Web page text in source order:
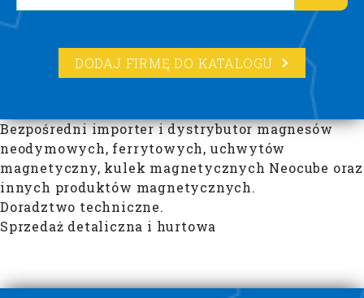
DODAJ FIRMĘ DO KATALOGU
Bezpośredni importer i dystrybutor magnesów
neodymowych, ferrytowych, uchwytów
magnetyczny, kulek magnetycznych Neocube oraz
innych produktów magnetycznych.
Doradztwo techniczne.
Sprzedaż detaliczna i hurtowa